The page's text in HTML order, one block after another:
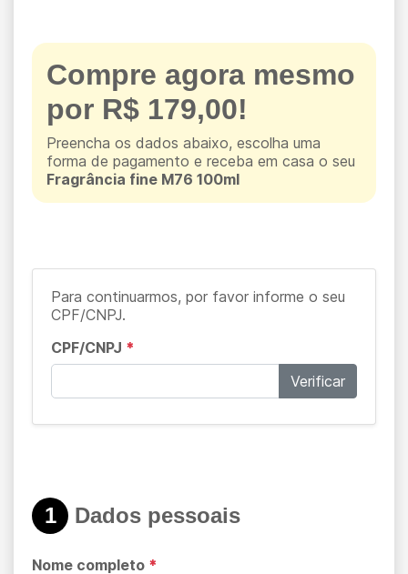
Compre agora mesmo
por R$ 179,00!
Preencha os dados abaixo, escolha uma
forma de pagamento e receba em casa o seu
Fragrância fine M76 100ml
Para continuarmos, por favor informe o seu
CPF/CNPJ.
CPF/CNPJ *
Verificar
1 Dados pessoais
Nome completo *